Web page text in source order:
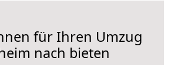
für Ihren Umzug
nach bieten